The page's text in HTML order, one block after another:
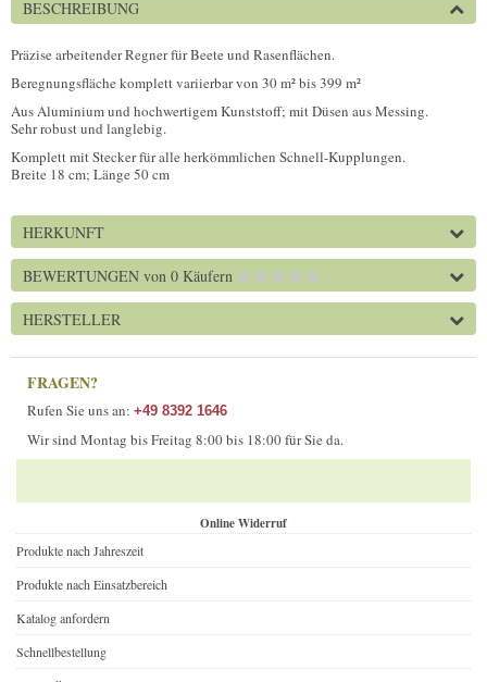
BESCHREIBUNG
Präzise arbeitender Regner für Beete und Rasenflächen.
Beregnungsfläche komplett variierbar von 30 m² bis 399 m²
Aus Aluminium und hochwertigem Kunststoff; mit Düsen aus Messing.
Sehr robust und langlebig.
Komplett mit Stecker für alle herkömmlichen Schnell-Kupplungen.
Breite 18 cm; Länge 50 cm
HERKUNFT
BEWERTUNGEN von 0 Käufern
HERSTELLER
FRAGEN?
Rufen Sie uns an: +49 8392 1646
Wir sind Montag bis Freitag 8:00 bis 18:00 für Sie da.
Online Widerruf
Produkte nach Jahreszeit
Produkte nach Einsatzbereich
Katalog anfordern
Schnellbestellung